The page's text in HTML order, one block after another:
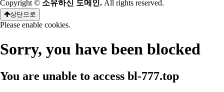
Copyright © 소유하신 도메인. All rights reserved.
상단으로
Please enable cookies.
Sorry, you have been blocked
You are unable to access bl-777.top